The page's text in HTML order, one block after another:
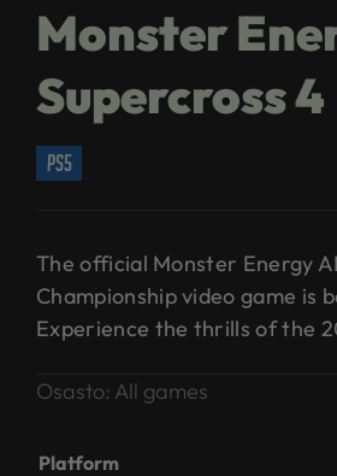
Monster
Supercross 4
ps5
The official Monster Energy
Championship video game is
Experience the thrills of the
Osasto: All games
Platform